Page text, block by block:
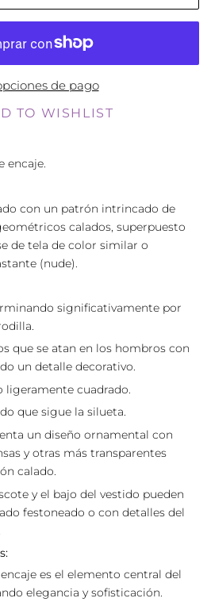
de pago
TO WISHLIST
encaje.
con un patrón intrincado de
calados, superpuesto
de tela de color similar o
(nude).
significativamente por
que se atan en los hombros con
un detalle decorativo.
ligeramente cuadrado.
que sigue la silueta.
un diseño ornamental con
y otras más transparentes
calado.
y el bajo del vestido pueden
festoneado o con detalles del
es el elemento central del
elegancia y sofisticación.